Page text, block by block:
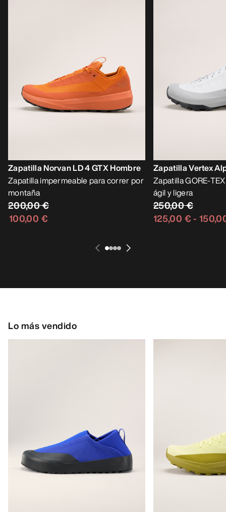
Zapatilla Norvan LD 4 GTX Hombre
Zapatilla impermeable para correr por
montaña
200,00 €
100,00 €
Zapatilla Vertex
Zapatilla GORE-
ágil y ligera
250,00 €
125,00 €-
Lo más vendido